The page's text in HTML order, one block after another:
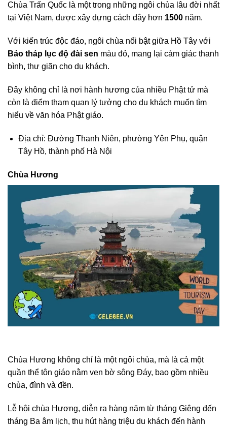
Chùa Trấn Quốc là một trong những ngôi chùa lâu đời nhất
tại Việt Nam, được xây dựng cách đây hơn 1500 năm.
Với kiến trúc độc đáo, ngôi chùa nổi bật giữa Hồ Tây với
Bảo tháp lục độ đài sen màu đỏ, mang lại cảm giác thanh
bình, thư giãn cho du khách.
Đây không chỉ là nơi hành hương của nhiều Phật tử mà
còn là điểm tham quan lý tưởng cho du khách muốn tìm
hiểu về văn hóa Phật giáo.
Địa chỉ: Đường Thanh Niên, phường Yên Phụ, quận
Tây Hồ, thành phố Hà Nội
Chùa Hương
Chùa Hương không chỉ là một ngôi chùa, mà là cả một
quần thể tôn giáo nằm ven bờ sông Đáy, bao gồm nhiều
chùa, đình và đền.
Lễ hội chùa Hương, diễn ra hàng năm từ tháng Giêng đến
tháng Ba âm lịch, thu hút hàng triệu du khách đến hành